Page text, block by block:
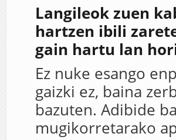
Langileok zuen
hartzen ibili
gain hartu lan
Ez nuke esango
gaizki ez, baina
bazuten. Adibide
mugikorretarako